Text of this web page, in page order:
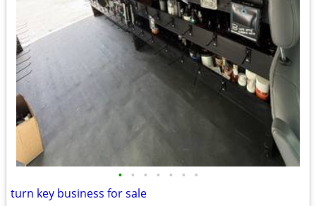
• • • • • • •
turn key business for sale